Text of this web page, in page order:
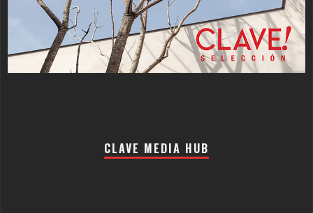
CLAVE MEDIA HUB